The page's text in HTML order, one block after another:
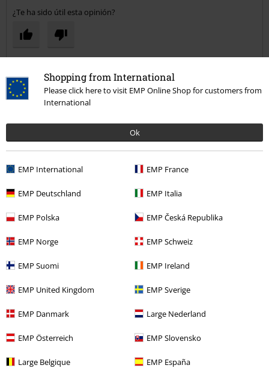
Shopping from International
Please click here to visit EMP Online Shop for customers from
International
Ok
EMP International EMP France
EMP Deutschland EMP Italia
EMP Polska EMP Česká Republika
EMP Norge EMP Schweiz
EMP Suomi EMP Ireland
EMP United Kingdom EMP Sverige
EMP Danmark Large Nederland
EMP Österreich EMP Slovensko
Large Belgique EMP España
¿Te ha sido útil esta opinión?
Enviar comentario
Daniel u.
Publicado: lunes, 12 diciembre, 2016
Slipknot!
Muy chula, buena tela y estampado. Ideal para el verano o incluso
¿Te ha sido útil esta opinión?